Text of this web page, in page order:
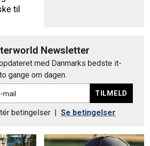
til
Newsletter
med Danmarks bedste it-
gange om dagen.
mail TILMELD
betingelser Se betingelser